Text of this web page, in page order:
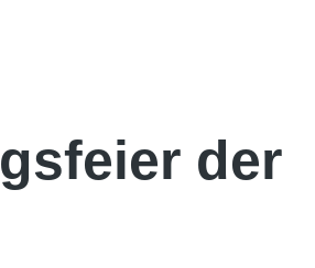
der